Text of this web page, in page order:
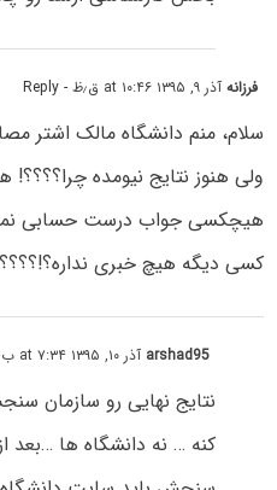
فرزانهآذر ۹, ۱۳۹۵ at ۱۰:۴۶ ق٫ظ - Reply
سلام، منم دانشگاه مالک اشتر
ولی هنوز نتایج نیومده
هیچکسی جواب درست حسابی
کسی دیگه هیچ خبری
arshad95 آذر ۱۰, ۱۳۹۵ at ۷:۳۴ ب٫ظ
نتایج نهایی رو سازمان
کنه … نه دانشگاه ها …بعد